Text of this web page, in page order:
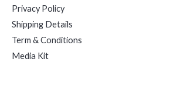
Privacy Policy
Shipping Details
Term & Conditions
Media Kit